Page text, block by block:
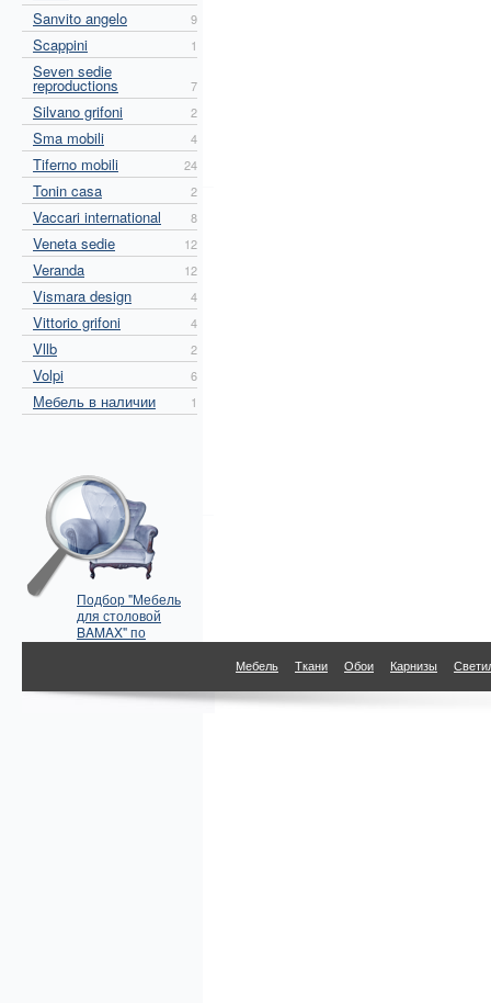
Sanvito angelo 9
Scappini 1
Seven sedie
reproductions 7
Silvano grifoni 2
Sma mobili 4
Tiferno mobili 24
Tonin casa 2
Vaccari international 8
Veneta sedie 12
Veranda 12
Vismara design 4
Vittorio grifoni 4
Vllb 2
Volpi 6
Мебель в наличии 1
Подбор "Мебель
для столовой
BAMAX" по
параметрам
Мебель Ткани Обои Карнизы